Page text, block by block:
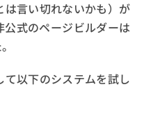
言い切れないかも）が
式のページビルダーは
以下のシステムを試し